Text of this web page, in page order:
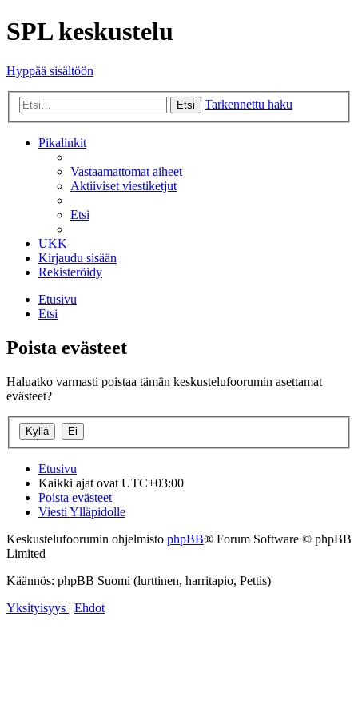
SPL keskustelu
Hyppää sisältöön
Etsi Tarkennettu haku
Pikalinkit
Vastaamattomat aiheet
Aktiiviset viestiketjut
Etsi
UKK
Kirjaudu sisään
Rekisteröidy
Etusivu
Etsi
Poista evästeet
Haluatko varmasti poistaa tämän keskustelufoorumin asettamat
evästeet?
Etusivu
Kaikki ajat ovat UTC+03:00
Poista evästeet
Viesti Ylläpidolle
Keskustelufoorumin ohjelmisto phpBB® Forum Software © phpBB
Limited
Käännös: phpBB Suomi (lurttinen, harritapio, Pettis)
Yksityisyys | Ehdot